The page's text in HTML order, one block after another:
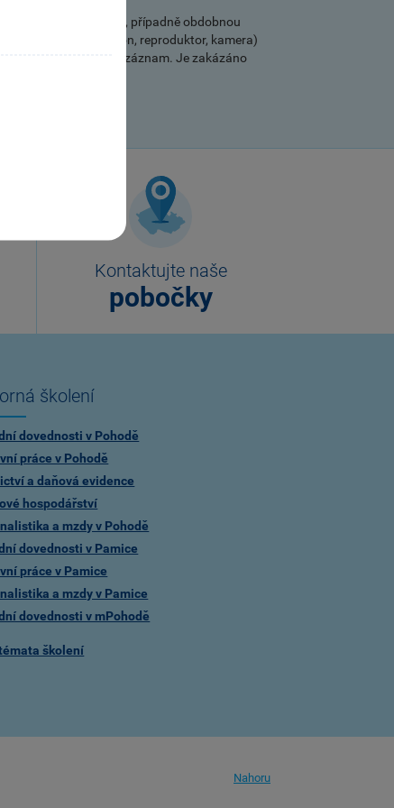
webový odkaz), případně obdobnou
prostředků (mikrofon, reproduktor, kamera)
není pořizován záznam. Je zakázáno
Kontaktujte naše
pobočky
školení
dovednosti v Pohodě
práce v Pohodě
a daňová evidence
hospodářství
a mzdy v Pohodě
dovednosti v Pamice
práce v Pamice
a mzdy v Pamice
dovednosti v mPohodě
školení
Nahoru